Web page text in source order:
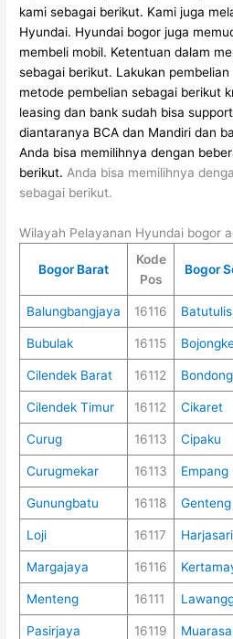
kami sebagai berikut. Kami juga
Hyundai. Hyundai bogor juga
membeli mobil. Ketentuan dalam
sebagai berikut. Lakukan
metode pembelian sebagai berikut
leasing dan bank sudah bisa
diantaranya BCA dan Mandiri dan
Anda bisa memilihnya dengan
berikut. Anda bisa memilihnya
sebagai berikut.
Wilayah Pelayanan Hyundai bogor
Bogor Barat
Kode
Pos
Bogor
Balungbangjaya 16116 Batutulis
Bubulak 16115
Cilendek Barat 16112
Cilendek Timur 16112 Cikaret
Curug 16113 Cipaku
Curugmekar 16113 Empang
Gunungbatu 16118 Genteng
Loji 16117 Harjasari
Margajaya 16116
Menteng 16111
Pasirjaya 16119